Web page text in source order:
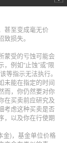
甚至变成毫无价
损失。
蒙受的亏蚀可能会
例如“止蚀”或“限
等指示无法执行。
未能在指定的时间
而，你仍然要对你
在买卖前应研究及
考虑这种买卖是否
，以及你在行使期
金)，基金单位价格